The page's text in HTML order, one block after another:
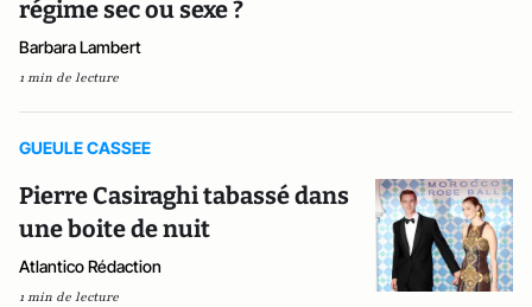
régime sec ou sexe ?
Barbara Lambert
1 min de lecture
GUEULE CASSEE
Pierre Casiraghi tabassé dans
une boite de nuit
Atlantico Rédaction
1 min de lecture